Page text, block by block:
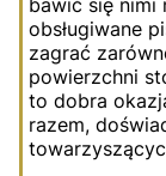
obsługiwane
zagrać
powierzchni
to dobra
razem,